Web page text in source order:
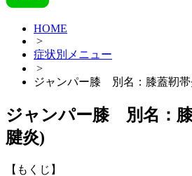
HOME
>
症状別メニュー
>
ジャンパー膝 別名：膝蓋靭帯
ジャンパー膝 別名：
腱炎)
【もくじ】